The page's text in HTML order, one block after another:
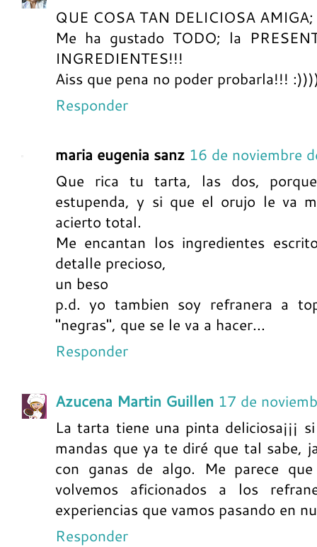
QUE COSA TAN DELICIOSA AMIGA;
Me ha gustado TODO; la
INGREDIENTES!!!
Aiss que pena no poder probarla!!!
Responder
maria eugenia sanz 16 de noviembre
Que rica tu tarta, las dos,
estupenda, y si que el orujo le va
acierto total.
Me encantan los ingredientes
detalle precioso,
un beso
p.d. yo tambien soy refranera a
"negras", que se le va a hacer...
Responder
Azucena Martin Guillen 17 de
La tarta tiene una pinta deliciosa¡¡¡
mandas que ya te diré que tal sabe,
con ganas de algo. Me parece
volvemos aficionados a los
experiencias que vamos pasando en
Responder